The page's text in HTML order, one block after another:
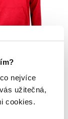
nejvíce
užitečná,
cookies.
Poruba
Kč